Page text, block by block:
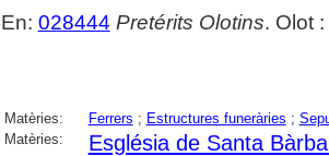
En: 028444 Pretérits Olotins. Olot
Matèries: Ferrers ; Estructures funeràries ;
Matèries:
Església de Santa